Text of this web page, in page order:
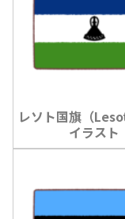
レソト国旗（
イラスト